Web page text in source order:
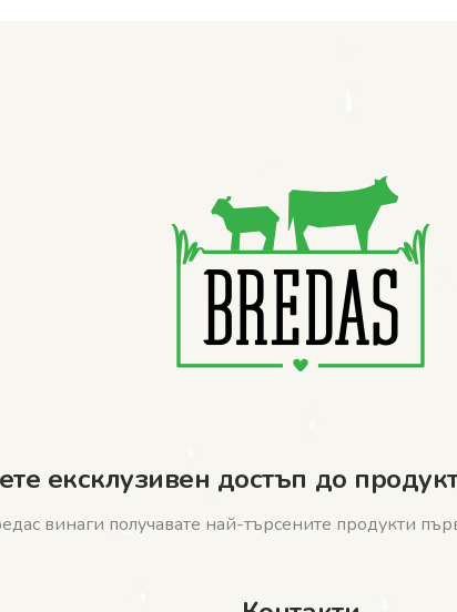
ексклузивен достъп до
винаги получавате най-търсените продукти